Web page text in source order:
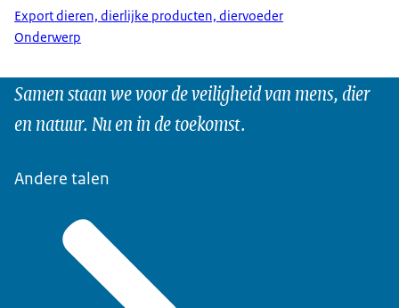
Export dieren, dierlijke producten, diervoeder
Onderwerp
Samen staan we voor de veiligheid van mens, dier
en natuur. Nu en in de toekomst.
Andere talen